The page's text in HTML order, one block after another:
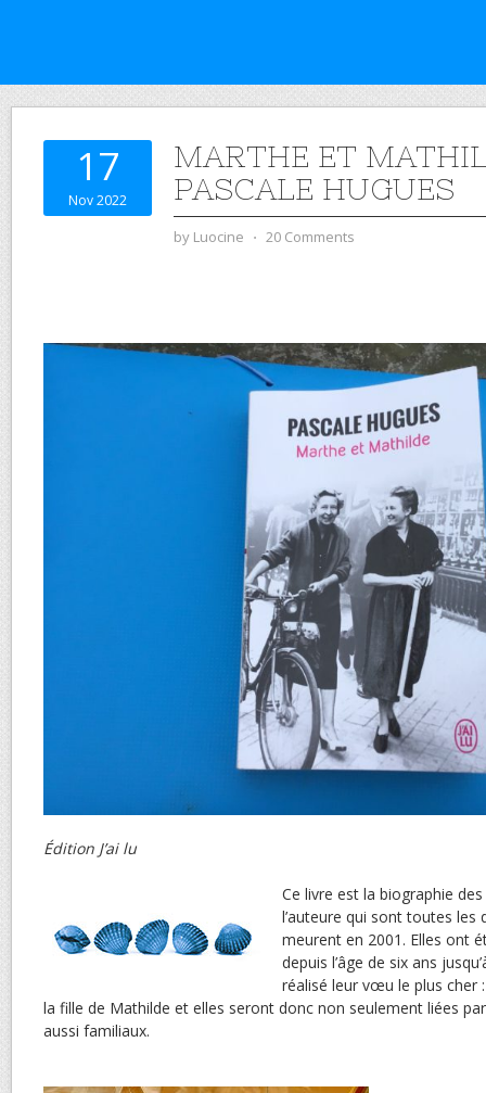
17
Nov 2022
MARTHE ET
PASCALE HUGUES
by Luocine ⋅ 20 Comments
Édition J’ai lu
Ce livre est la biographie
l’auteure qui sont toutes les
meurent en 2001. Elles ont
depuis l’âge de six ans
réalisé leur vœu le plus cher
la fille de Mathilde et elles seront donc non seulement liées
aussi familiaux.